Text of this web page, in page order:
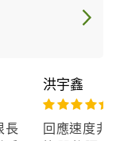
長
洪宇鑫
回應速度非